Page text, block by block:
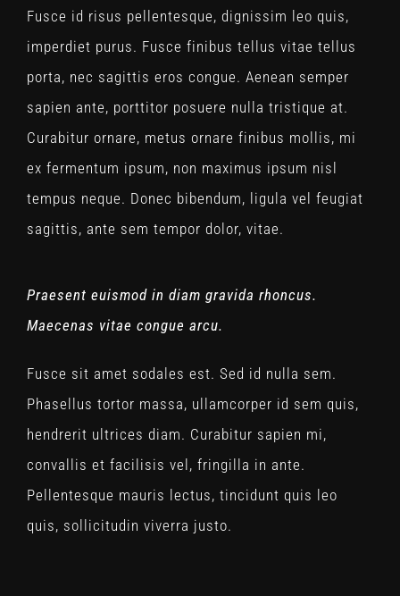
Fusce id risus pellentesque, dignissim leo quis,
imperdiet purus. Fusce finibus tellus vitae tellus
porta, nec sagittis eros congue. Aenean semper
sapien ante, porttitor posuere nulla tristique at.
Curabitur ornare, metus ornare finibus mollis, mi
ex fermentum ipsum, non maximus ipsum nisl
tempus neque. Donec bibendum, ligula vel feugiat
sagittis, ante sem tempor dolor, vitae.
Praesent euismod in diam gravida rhoncus.
Maecenas vitae congue arcu.
Fusce sit amet sodales est. Sed id nulla sem.
Phasellus tortor massa, ullamcorper id sem quis,
hendrerit ultrices diam. Curabitur sapien mi,
convallis et facilisis vel, fringilla in ante.
Pellentesque mauris lectus, tincidunt quis leo
quis, sollicitudin viverra justo.